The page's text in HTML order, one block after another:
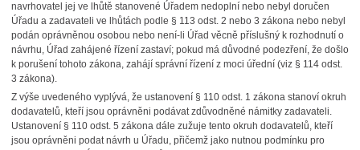
navrhovatel jej ve lhůtě stanovené Úřadem nedoplní nebo nebyl doručen
Úřadu a zadavateli ve lhůtách podle § 113 odst. 2 nebo 3 zákona nebo nebyl
podán oprávněnou osobou nebo není-li Úřad věcně příslušný k rozhodnutí o
návrhu, Úřad zahájené řízení zastaví; pokud má důvodné podezření, že došlo
k porušení tohoto zákona, zahájí správní řízení z moci úřední (viz § 114 odst.
3 zákona).
Z výše uvedeného vyplývá, že ustanovení § 110 odst. 1 zákona stanoví okruh
dodavatelů, kteří jsou oprávněni podávat zdůvodněné námitky zadavateli.
Ustanovení § 110 odst. 5 zákona dále zužuje tento okruh dodavatelů, kteří
jsou oprávněni podat návrh u Úřadu, přičemž jako nutnou podmínku pro